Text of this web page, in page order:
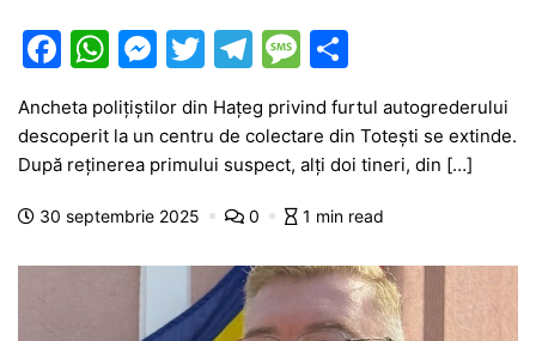
F
c
e
b
o
o
W
at
s
A
p
p
M
s
s
e
g
er
T
itt
er
T
e
gr
a
m
M
s
s
a
e
ta
je
a
z
ă
Ancheta polițiștilor din Hațeg privind furtul autogrederului
descoperit la un centru de colectare din Totești se extinde.
După reținerea primului suspect, alți doi tineri, din […]
30 septembrie 2025 0 1 min read